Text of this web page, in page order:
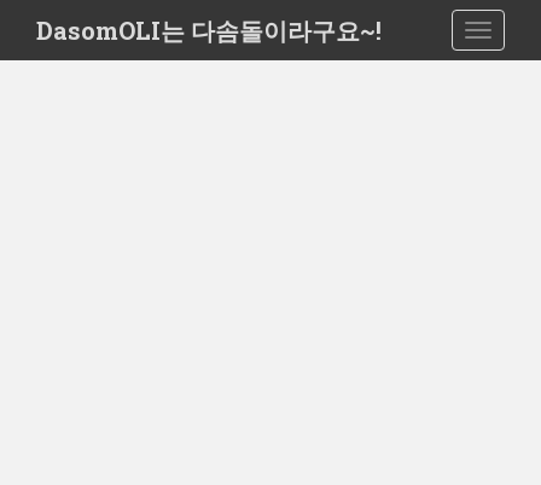
i
DasomOLI는 다솜돌이라구요~!